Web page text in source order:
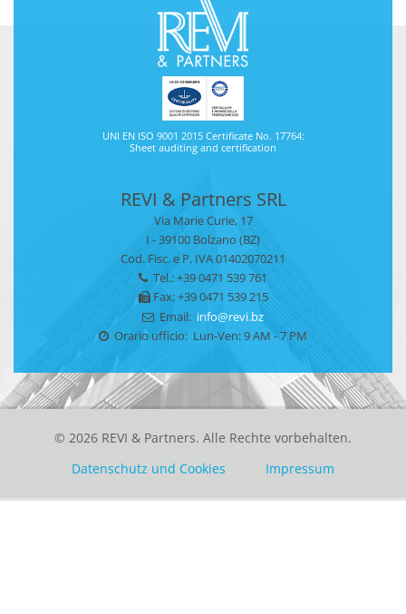
UNI EN ISO 9001 2015 Certificate No. 17764:
Sheet auditing and certification
REVI & Partners SRL
Via Marie Curie, 17
I - 39100 Bolzano (BZ)
Cod. Fisc. e P. IVA 01402070211
Tel.: +39 0471 539 761
Fax: +39 0471 539 215
Email: info@revi.bz
Orario ufficio: Lun-Ven: 9 AM - 7 PM
© 2026 REVI & Partners. Alle Rechte vorbehalten.
Datenschutz und Cookies
Impressum